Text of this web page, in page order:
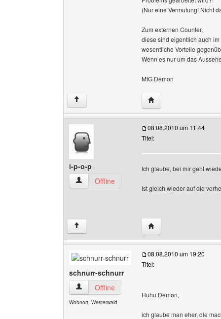
(Nur eine Vermutung! Nicht
Zum externen Counter,
diese sind eigentlich auch
wesentliche Vorteile
Wenn es nur um das
MfG Demon
↑ Website dieses
i-p-o-p
i-p-o-p Benutzer-Profile anzeigen
Offline
08.08.2010 um 11:44
Titel:
Ich glaube, bei mir geht
Ist gleich wieder auf die
↑ Website dieses
schnurr-schnurr
schnurr-schnurr Benutzer-Profile anzeigen
Offline
Wohnort: Westerwald
08.08.2010 um 19:20
Titel:
Huhu Demon,
ich glaube man eher, die